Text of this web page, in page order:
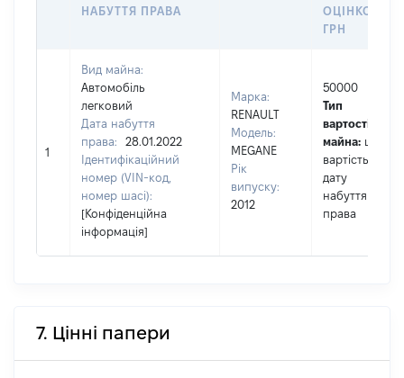
НАБУТТЯ ПРАВА
ОЦІНКОЮ,
ГРН
1
Вид майна:
Автомобіль
легковий
Дата набуття
права:
28.01.2022
Ідентифікаційний
номер (VIN-код,
номер шасі):
[Конфіденційна
інформація]
Марка:
RENAULT
Модель:
MEGANE
Рік
випуску:
2012
50000
Тип
вартості
майна: це
вартість на
дату
набуття
права
7. Цінні папери